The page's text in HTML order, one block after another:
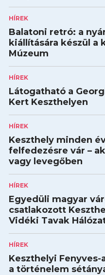
HÍREK
Balatoni retró: a
kiállítására készül a
Múzeum
HÍREK
Látogatható a
Kert Keszthelyen
HÍREK
Keszthely minden
felfedezésre vár –
vagy levegőben
HÍREK
Egyedüli magyar
csatlakozott
Vidéki Tavak
HÍREK
Keszthelyi Fenyves-
a történelem